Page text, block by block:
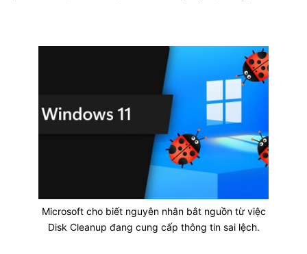
Microsoft cho biết nguyên nhân bắt nguồn từ việc
Disk Cleanup đang cung cấp thông tin sai lệch.